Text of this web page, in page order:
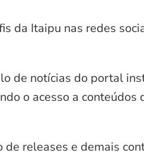
da Itaipu nas redes
de notícias do portal
o acesso a
de releases e demais